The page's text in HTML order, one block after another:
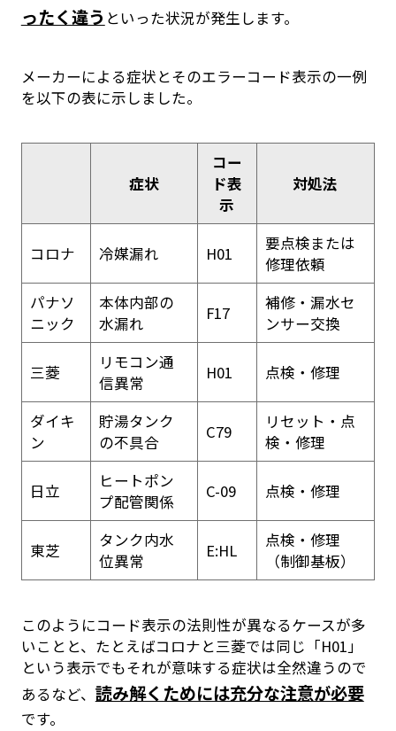
ったく違う といった状況が発生します。
メーカーによる症状とそのエラーコード表示の一例
を以下の表に示しました。
症状
コー
ド表
示
対処法
コロナ 冷媒漏れ H01
要点検または
修理依頼
パナソ
ニック
本体内部の
水漏れ
F17
補修・漏水セ
ンサー交換
三菱
リモコン通
信異常
H01 点検・修理
ダイキ
ン
貯湯タンク
の不具合
C79
リセット・点
検・修理
日立
ヒートポン
プ配管関係
C-09 点検・修理
東芝
タンク内水
位異常
E:HL
点検・修理
（制御基板）
このようにコード表示の法則性が異なるケースが多
いことと、たとえばコロナと三菱では同じ「H01」
という表示でもそれが意味する症状は全然違うので
あるなど、 読み解くためには充分な注意が必要
です。